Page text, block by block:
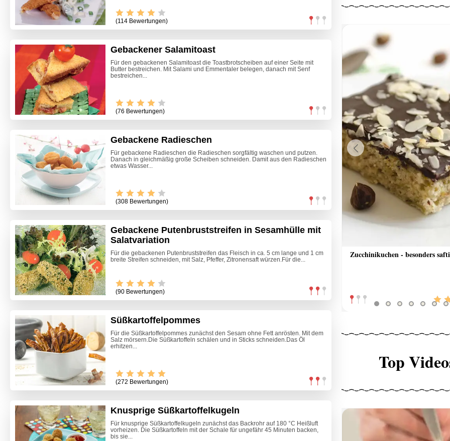
(114 Bewertungen)
Gebackener Salamitoast
Für den gebackenen Salamitoast die Toastbrotscheiben auf einer Seite mit
Butter bestreichen. Mit Salami und Emmentaler belegen, danach mit Senf
bestreichen...
(76 Bewertungen)
Gebackene Radieschen
Für gebackene Radieschen die Radieschen sorgfältig waschen und putzen.
Danach in gleichmäßig große Scheiben schneiden. Damit aus den Radieschen
etwas Wasser...
(308 Bewertungen)
Gebackene Putenbruststreifen in Sesamhülle mit
Salatvariation
Für die gebackenen Putenbruststreifen das Fleisch in ca. 5 cm lange und 1 cm
breite Streifen schneiden, mit Salz, Pfeffer, Zitronensaft würzen.Für die...
(90 Bewertungen)
Süßkartoffelpommes
Für die Süßkartoffelpommes zunächst den Sesam ohne Fett anrösten. Mit dem
Salz mörsern.Die Süßkartoffeln schälen und in Sticks schneiden.Das Öl
erhitzen...
(272 Bewertungen)
Knusprige Süßkartoffelkugeln
Für knusprige Süßkartoffelkugeln zunächst das Backrohr auf 180 °C Heißluft
vorheizen. Die Süßkartoffeln mit der Schale für ungefähr 45 Minuten backen,
bis sie...
Zucchinikuchen - besonders
Klassische Schinkenfleckerl
Previous
Top